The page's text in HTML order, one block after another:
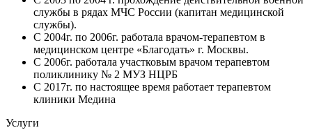
службы в рядах МЧС России (капитан медицинской
службы).
С 2004г. по 2006г. работала врачом-терапевтом в
медицинском центре «Благодать» г. Москвы.
С 2006г. работала участковым врачом терапевтом
поликлинику № 2 МУЗ НЦРБ
С 2017г. по настоящее время работает терапевтом
клиники Медина
Услуги